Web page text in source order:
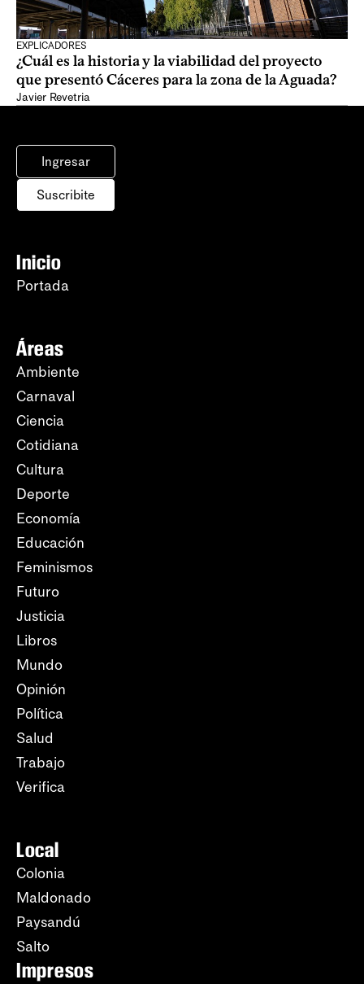
EXPLICADORES
¿Cuál es la historia y la viabilidad del proyecto
que presentó Cáceres para la zona de la Aguada?
Javier Revetria
Ingresar
Suscribite
Inicio
Portada
Áreas
Ambiente
Carnaval
Ciencia
Cotidiana
Cultura
Deporte
Economía
Educación
Feminismos
Futuro
Justicia
Libros
Mundo
Opinión
Política
Salud
Trabajo
Verifica
Local
Colonia
Maldonado
Paysandú
Salto
Impresos